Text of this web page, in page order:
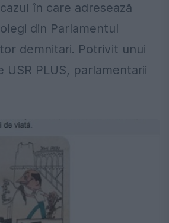
în care adresează
din Parlamentul
demnitari. Potrivit unui
USR PLUS, parlamentarii